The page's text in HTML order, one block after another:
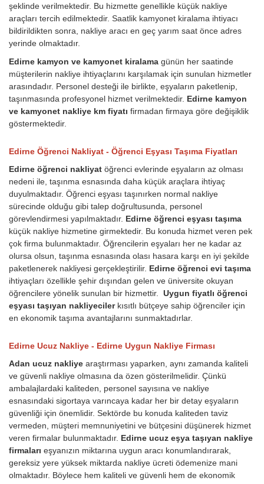
şeklinde verilmektedir. Bu hizmette genellikle küçük nakliye
araçları tercih edilmektedir. Saatlik kamyonet kiralama ihtiyacı
bildirildikten sonra, nakliye aracı en geç yarım saat önce adres
yerinde olmaktadır.
Edirne kamyon ve kamyonet kiralama günün her saatinde
müşterilerin nakliye ihtiyaçlarını karşılamak için sunulan hizmetler
arasındadır. Personel desteği ile birlikte, eşyaların paketlenip,
taşınmasında profesyonel hizmet verilmektedir. Edirne kamyon
ve kamyonet nakliye km fiyatı firmadan firmaya göre değişiklik
göstermektedir.
Edirne Öğrenci Nakliyat - Öğrenci Eşyası Taşıma Fiyatları
Edirne öğrenci nakliyat öğrenci evlerinde eşyaların az olması
nedeni ile, taşınma esnasında daha küçük araçlara ihtiyaç
duyulmaktadır. Öğrenci eşyası taşınırken normal nakliye
sürecinde olduğu gibi talep doğrultusunda, personel
görevlendirmesi yapılmaktadır. Edirne öğrenci eşyası taşıma
küçük nakliye hizmetine girmektedir. Bu konuda hizmet veren pek
çok firma bulunmaktadır. Öğrencilerin eşyaları her ne kadar az
olursa olsun, taşınma esnasında olası hasara karşı en iyi şekilde
paketlenerek nakliyesi gerçekleştirilir. Edirne öğrenci evi taşıma
ihtiyaçları özellikle şehir dışından gelen ve üniversite okuyan
öğrencilere yönelik sunulan bir hizmettir. Uygun fiyatlı öğrenci
eşyası taşıyan nakliyeciler kısıtlı bütçeye sahip öğrenciler için
en ekonomik taşıma avantajlarını sunmaktadırlar.
Edirne Ucuz Nakliye - Edirne Uygun Nakliye Firması
Adan ucuz nakliye araştırması yaparken, aynı zamanda kaliteli
ve güvenli nakliye olmasına da özen gösterilmelidir. Çünkü
ambalajlardaki kaliteden, personel sayısına ve nakliye
esnasındaki sigortaya varıncaya kadar her bir detay eşyaların
güvenliği için önemlidir. Sektörde bu konuda kaliteden taviz
vermeden, müşteri memnuniyetini ve bütçesini düşünerek hizmet
veren firmalar bulunmaktadır. Edirne ucuz eşya taşıyan nakliye
firmaları eşyanızın miktarına uygun aracı konumlandırarak,
gereksiz yere yüksek miktarda nakliye ücreti ödemenize mani
olmaktadır. Böylece hem kaliteli ve güvenli hem de ekonomik